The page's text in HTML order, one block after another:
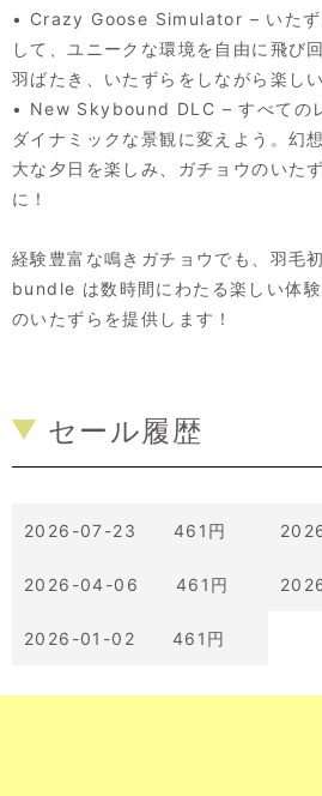
• Crazy Goose Simulator – いたず
して、ユニークな環境を自由に飛び
羽ばたき、いたずらをしながら楽し
• New Skybound DLC – すべての
ダイナミックな景観に変えよう。幻
大な夕日を楽しみ、ガチョウのいた
に！
経験豊富な鳴きガチョウでも、羽毛
bundle は数時間にわたる楽しい体験
のいたずらを提供します！
セール履歴
2026-07-23 461円
2026-04-06 461円
2026-01-02 461円